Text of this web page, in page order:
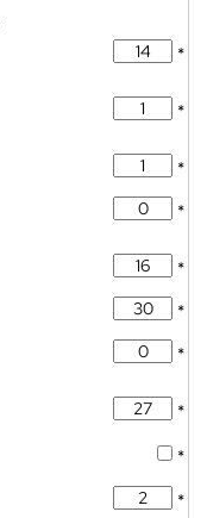
*
*
*
*
*
*
*
*
*
*